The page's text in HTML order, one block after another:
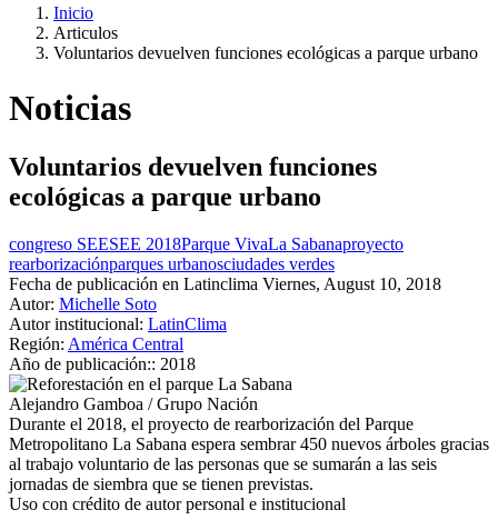
Inicio
Articulos
Voluntarios devuelven funciones ecológicas a parque urbano
Noticias
Voluntarios devuelven funciones
ecológicas a parque urbano
congreso SEESEE 2018Parque VivaLa Sabanaproyecto
rearborizaciónparques urbanosciudades verdes
Fecha de publicación en Latinclima Viernes, August 10, 2018
Autor: Michelle Soto
Autor institucional: LatinClima
Región: América Central
Año de publicación:: 2018
Alejandro Gamboa / Grupo Nación
Durante el 2018, el proyecto de rearborización del Parque
Metropolitano La Sabana espera sembrar 450 nuevos árboles gracias
al trabajo voluntario de las personas que se sumarán a las seis
jornadas de siembra que se tienen previstas.
Uso con crédito de autor personal e institucional